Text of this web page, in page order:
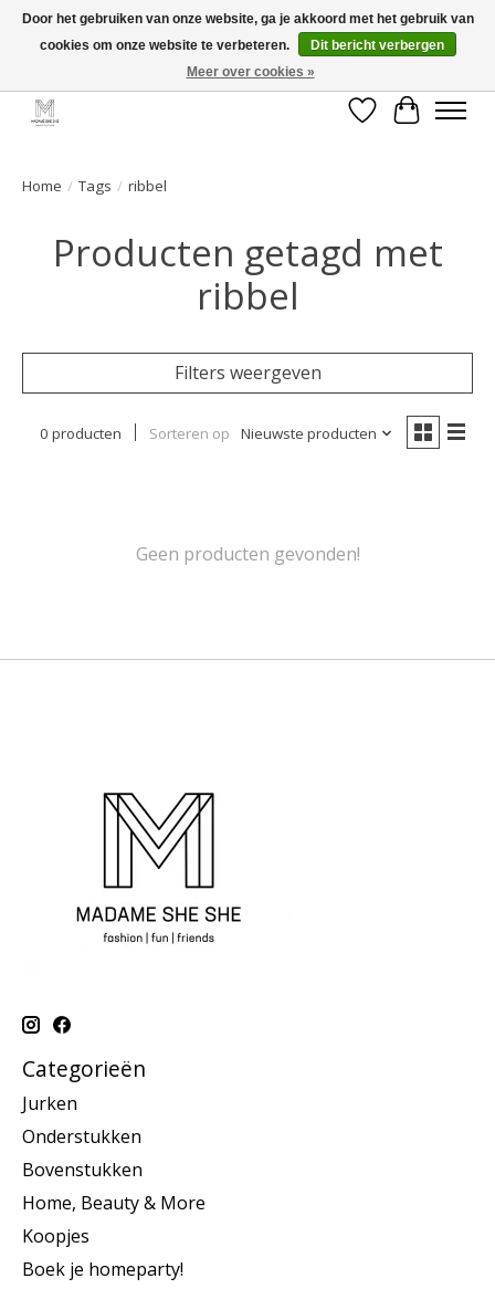
GRATIS verzending vanaf €50 voor BE - €75 voor NL - After pay mogelijk!
Verlanglijst
Home / Tags / ribbel
Producten getagd met
ribbel
Filters weergeven
0 producten Sorteren op Nieuwste producten
Geen producten gevonden!
Categorieën
Jurken
Onderstukken
Bovenstukken
Home, Beauty & More
Koopjes
Boek je homeparty!
Door het gebruiken van onze website, ga je akkoord met het gebruik van
cookies om onze website te verbeteren.
Dit bericht verbergen
Meer over cookies »